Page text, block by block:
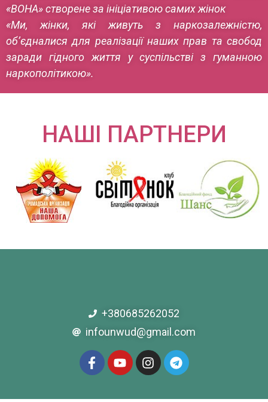
«ВОНА» створене за ініціативою самих жінок
«Ми, жінки, які живуть з наркозалежністю,
об’єдналися для реалізації наших прав та свобод
заради гідного життя у суспільстві з гуманною
наркополітикою».
НАШІ ПАРТНЕРИ
+380685262052
infounwud@gmail.com